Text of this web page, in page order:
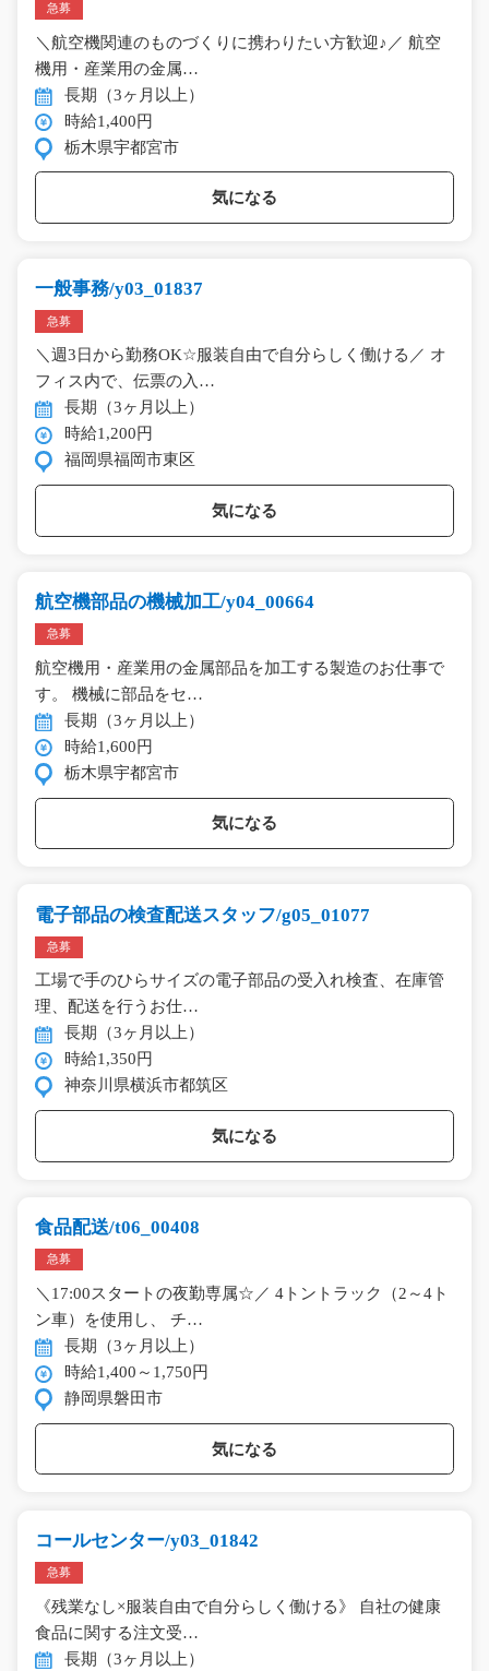
急募
＼航空機関連のものづくりに携わりたい方歓迎♪／ 航空
機用・産業用の金属…
長期（3ヶ月以上）
時給1,400円
栃木県宇都宮市
気になる
一般事務/y03_01837
急募
＼週3日から勤務OK☆服装自由で自分らしく働ける／ オ
フィス内で、伝票の入…
長期（3ヶ月以上）
時給1,200円
福岡県福岡市東区
気になる
航空機部品の機械加工/y04_00664
急募
航空機用・産業用の金属部品を加工する製造のお仕事で
す。 機械に部品をセ…
長期（3ヶ月以上）
時給1,600円
栃木県宇都宮市
気になる
電子部品の検査配送スタッフ/g05_01077
急募
工場で手のひらサイズの電子部品の受入れ検査、在庫管
理、配送を行うお仕…
長期（3ヶ月以上）
時給1,350円
神奈川県横浜市都筑区
気になる
食品配送/t06_00408
急募
＼17:00スタートの夜勤専属☆／ 4トントラック（2～4ト
ン車）を使用し、 チ…
長期（3ヶ月以上）
時給1,400～1,750円
静岡県磐田市
気になる
コールセンター/y03_01842
急募
《残業なし×服装自由で自分らしく働ける》 自社の健康
食品に関する注文受…
長期（3ヶ月以上）